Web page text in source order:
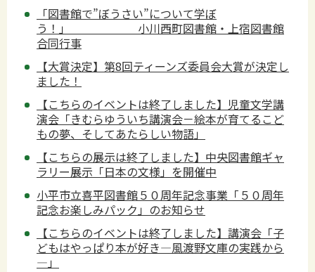
「図書館で”ぼうさい”について学ぼ
う！」 小川西町図書館・上宿図書館
合同行事
【大賞決定】第8回ティーンズ委員会大賞が決定し
ました！
【こちらのイベントは終了しました】児童文学講
演会「きむらゆういち講演会－絵本が育てるこど
もの夢、そしてあたらしい物語」
【こちらの展示は終了しました】中央図書館ギャ
ラリー展示「日本の文様」を開催中
小平市立喜平図書館５０周年記念事業「５０周年
記念お楽しみパック」のお知らせ
【こちらのイベントは終了しました】講演会「子
どもはやっぱり本が好き―風渡野文庫の実践から
―」